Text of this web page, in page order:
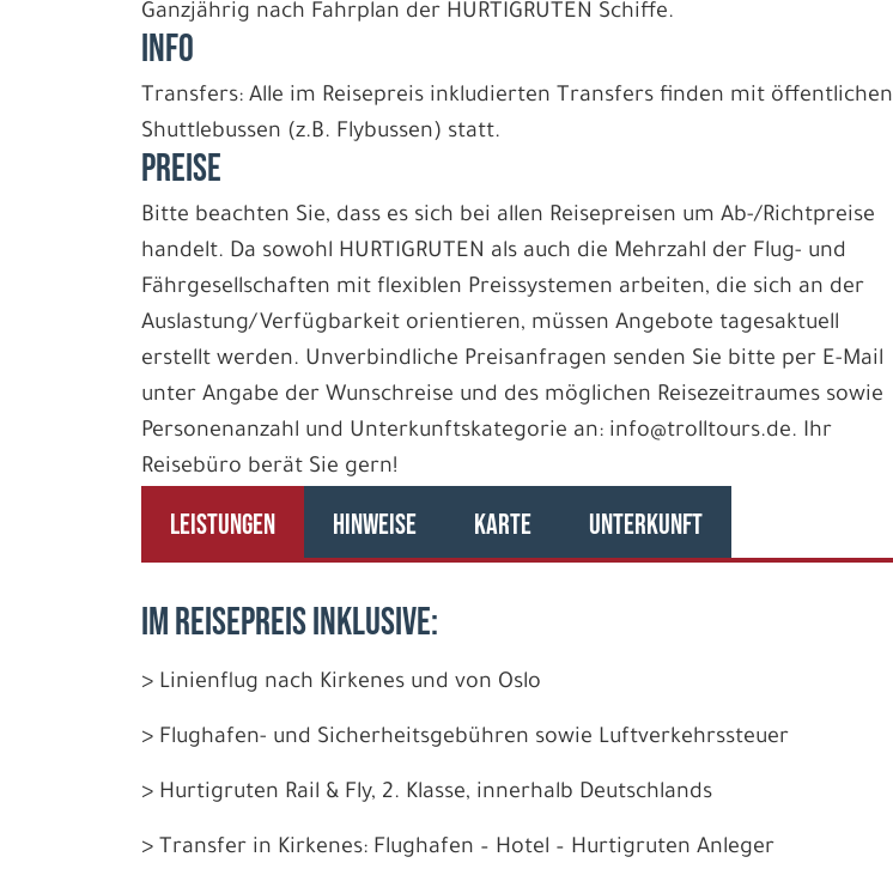
Ganzjährig nach Fahrplan der HURTIGRUTEN Schiffe.
INFO
Transfers: Alle im Reisepreis inkludierten Transfers finden mit öffentlichen
Shuttlebussen (z.B. Flybussen) statt.
PREISE
Bitte beachten Sie, dass es sich bei allen Reisepreisen um Ab-/Richtpreise
handelt. Da sowohl HURTIGRUTEN als auch die Mehrzahl der Flug- und
Fährgesellschaften mit flexiblen Preissystemen arbeiten, die sich an der
Auslastung/Verfügbarkeit orientieren, müssen Angebote tagesaktuell
erstellt werden. Unverbindliche Preisanfragen senden Sie bitte per E-Mail
unter Angabe der Wunschreise und des möglichen Reisezeitraumes sowie
Personenanzahl und Unterkunftskategorie an: info@trolltours.de. Ihr
Reisebüro berät Sie gern!
LEISTUNGEN HINWEISE KARTE UNTERKUNFT
IM REISEPREIS INKLUSIVE:
> Linienflug nach Kirkenes und von Oslo
> Flughafen- und Sicherheitsgebühren sowie Luftverkehrssteuer
> Hurtigruten Rail & Fly, 2. Klasse, innerhalb Deutschlands
> Transfer in Kirkenes: Flughafen – Hotel – Hurtigruten Anleger